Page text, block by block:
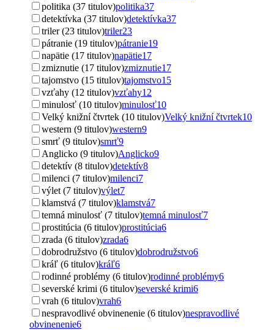
politika (37 titulov)politika37
detektívka (37 titulov)detektívka37
triler (23 titulov)triler23
pátranie (19 titulov)pátranie19
napätie (17 titulov)napätie17
zmiznutie (17 titulov)zmiznutie17
tajomstvo (15 titulov)tajomstvo15
vzťahy (12 titulov)vzťahy12
minulosť (10 titulov)minulosť10
Velký knižní čtvrtek (10 titulov)Velký knižní čtvrtek10
western (9 titulov)western9
smrť (9 titulov)smrť9
Anglicko (9 titulov)Anglicko9
detektív (8 titulov)detektív8
milenci (7 titulov)milenci7
výlet (7 titulov)výlet7
klamstvá (7 titulov)klamstvá7
temná minulosť (7 titulov)temná minulosť7
prostitúcia (6 titulov)prostitúcia6
zrada (6 titulov)zrada6
dobrodružstvo (6 titulov)dobrodružstvo6
kráľ (6 titulov)kráľ6
rodinné problémy (6 titulov)rodinné problémy6
severské krimi (6 titulov)severské krimi6
vrah (6 titulov)vrah6
nespravodlivé obvinenenie (6 titulov)nespravodlivé
obvinenenie6